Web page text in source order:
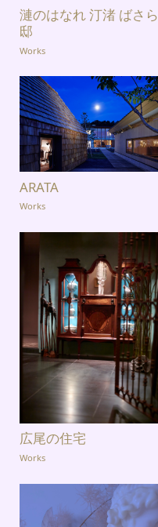
漣のはなれ 汀渚 ばさら
邸
Works
ARATA
Works
広尾の住宅
Works